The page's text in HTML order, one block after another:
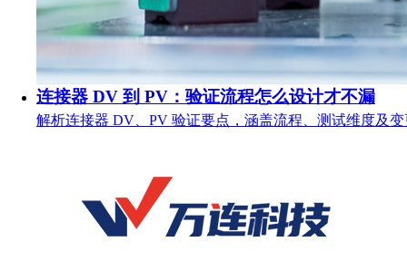
连接器 DV 到 PV：验证流程怎么设计才不漏
解析连接器 DV、PV 验证要点，涵盖流程、测试维度及